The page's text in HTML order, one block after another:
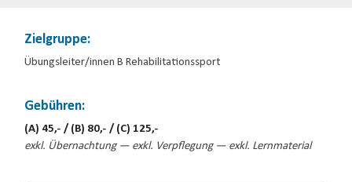
Zielgruppe:
Übungsleiter/innen B Rehabilitationssport
Gebühren:
(A) 45,- / (B) 80,- / (C) 125,-
exkl. Übernachtung — exkl. Verpflegung — exkl. Lernmaterial